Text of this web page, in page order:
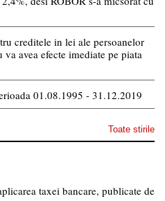
creditele in lei ale persoanelor
avea efecte imediate pe piata
01.08.1995 - 31.12.2019
Toate stirile
taxei bancare, publicate de